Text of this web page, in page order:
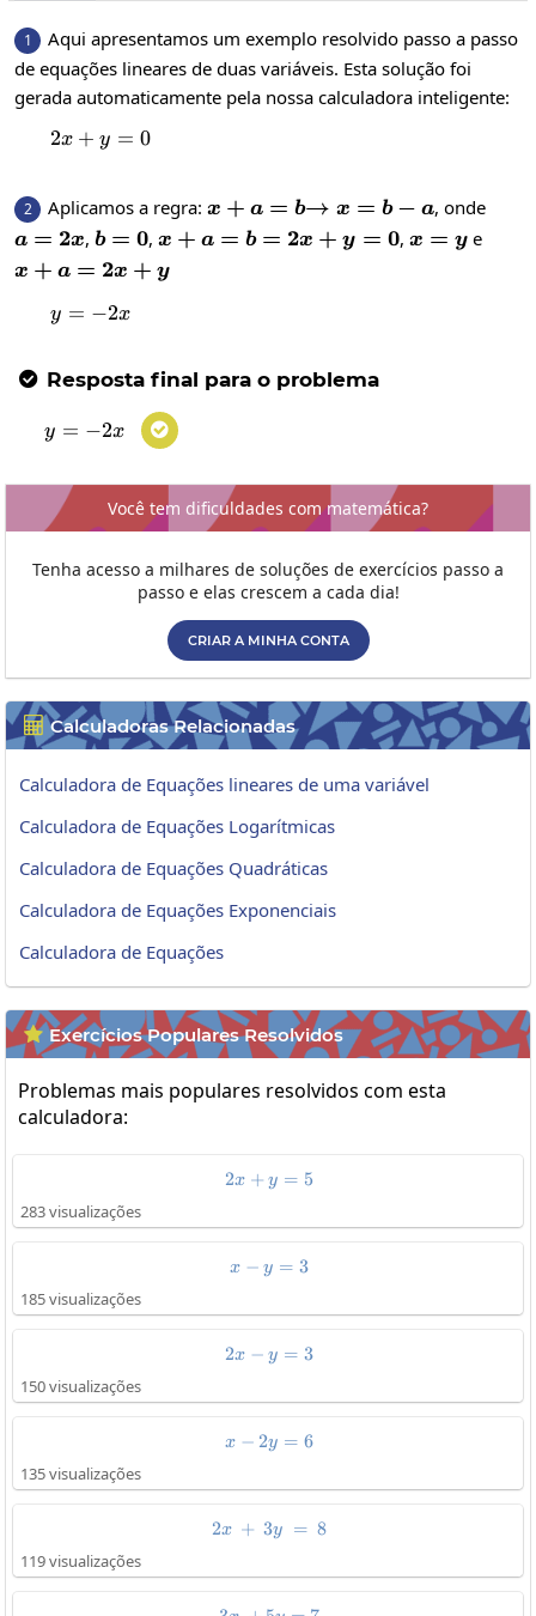
1
Aqui apresentamos um exemplo resolvido passo a passo
de equações lineares de duas variáveis. Esta solução foi
gerada automaticamente pela nossa calculadora inteligente:
2x+y=0
2x + y = 0
2 Aplicamos a regra: x+a=b
x + a = b\to
x=b-
→ x = b − a, onde
a=2x
a = 2x, b=0
b = 0, x+a=b=2x+y=0
x + a = b = 2x + y = 0, x=y
x = y e
x+a=2x+y
x + a = 2x + y
y=-2x
y = −2x
 Resposta final para o problema
y=-2x
y = −2x 
Você tem dificuldades com matemática?
Tenha acesso a milhares de soluções de exercícios passo a
passo e elas crescem a cada dia!
CRIAR A MINHA CONTA
 Calculadoras Relacionadas
Calculadora de Equações lineares de uma variável
Calculadora de Equações Logarítmicas
Calculadora de Equações Quadráticas
Calculadora de Equações Exponenciais
Calculadora de Equações
 Exercícios Populares Resolvidos
Problemas mais populares resolvidos com esta
calculadora:
2x+y=5
2x + y = 5
283 visualizações
x-y=3
x − y = 3
185 visualizações
2x-y=3
2x − y = 3
150 visualizações
x-2y=6
x − 2y = 6
135 visualizações
2x\:+\:3y\:=\:8
2x + 3y = 8
119 visualizações